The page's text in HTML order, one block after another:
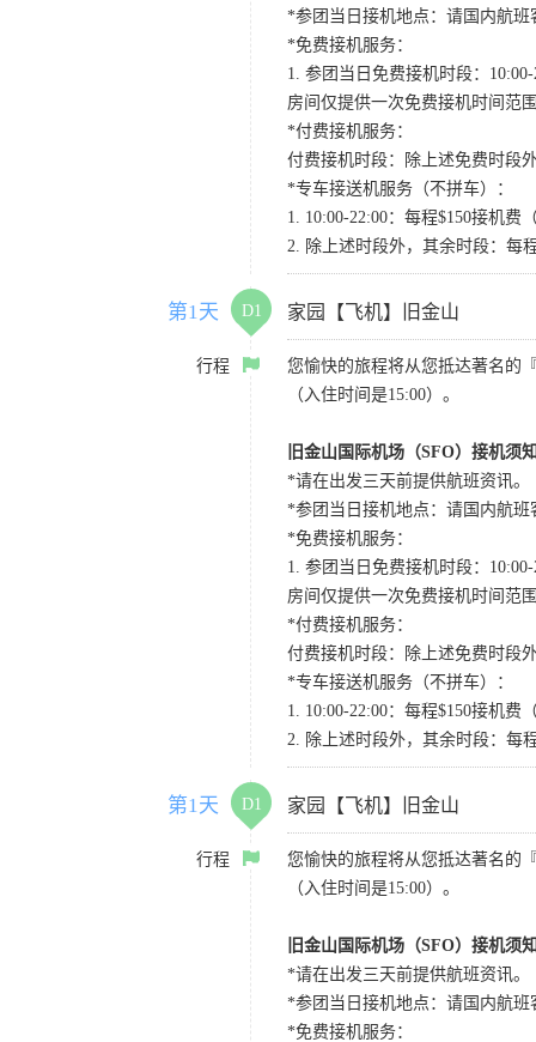
*参团当日接机地点：请国内航班
*免费接机服务：
1. 参团当日免费接机时段：
房间仅提供一次免费接机时间范
*付费接机服务：
付费接机时段：除上述免费时段
*专车接送机服务（不拼车）：
1. 10:00-22:00：每程$150接机
2. 除上述时段外，其余时段：每
第1天 D1 家园【飞机】旧金山
行程
您愉快的旅程将从您抵达著名的
（入住时间是15:00）。
旧金山国际机场（SFO）接机须
*请在出发三天前提供航班资讯。
*参团当日接机地点：请国内航班
*免费接机服务：
1. 参团当日免费接机时段：
房间仅提供一次免费接机时间范
*付费接机服务：
付费接机时段：除上述免费时段
*专车接送机服务（不拼车）：
1. 10:00-22:00：每程$150接机
2. 除上述时段外，其余时段：每
第1天 D1 家园【飞机】旧金山
行程
您愉快的旅程将从您抵达著名的
（入住时间是15:00）。
旧金山国际机场（SFO）接机须
*请在出发三天前提供航班资讯。
*参团当日接机地点：请国内航班
*免费接机服务：